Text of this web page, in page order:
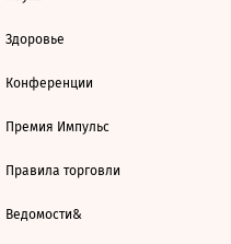
Здоровье
Конференции
Премия Импульс
Правила торговли
Ведомости&